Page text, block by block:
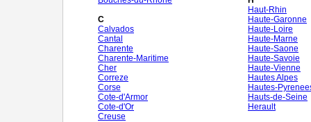
C
Calvados
Cantal
Charente
Charente-Maritime
Cher
Correze
Corse
Cote-d'Armor
Cote-d'Or
Creuse
Haut-Rhin
Haute-Garonne
Haute-Loire
Haute-Marne
Haute-Saone
Haute-Savoie
Haute-Vienne
Hautes Alpes
Hautes-
Hauts-de-Seine
Herault